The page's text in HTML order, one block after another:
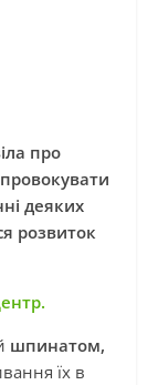
про
деяких
розвиток
шпинатом,
їх в